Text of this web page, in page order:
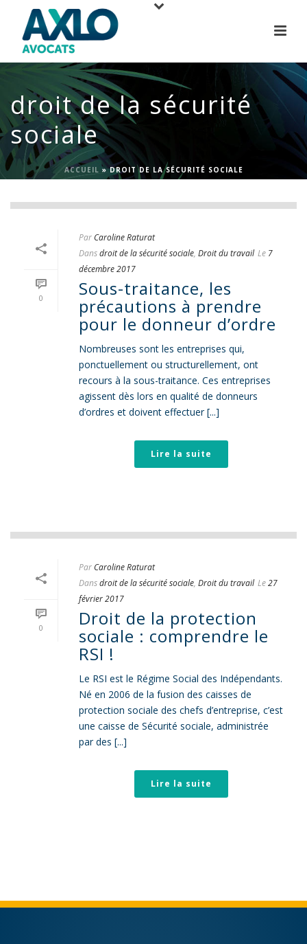
droit de la sécurité
sociale
ACCUEIL »DROIT DE LA SÉCURITÉ SOCIALE
0
Par Caroline Raturat
Dansdroit de la sécurité sociale, Droit du travail Le 7
décembre 2017
Sous-traitance, les
précautions à prendre
pour le donneur d’ordre
Nombreuses sont les entreprises qui,
ponctuellement ou structurellement, ont
recours à la sous-traitance. Ces entreprises
agissent dès lors en qualité de donneurs
d’ordres et doivent effectuer [...]
Lire la suite
0
Par Caroline Raturat
Dansdroit de la sécurité sociale, Droit du travail Le27
février 2017
Droit de la protection
sociale : comprendre le
RSI !
Le RSI est le Régime Social des Indépendants.
Né en 2006 de la fusion des caisses de
protection sociale des chefs d’entreprise, c’est
une caisse de Sécurité sociale, administrée
par des [...]
Lire la suite